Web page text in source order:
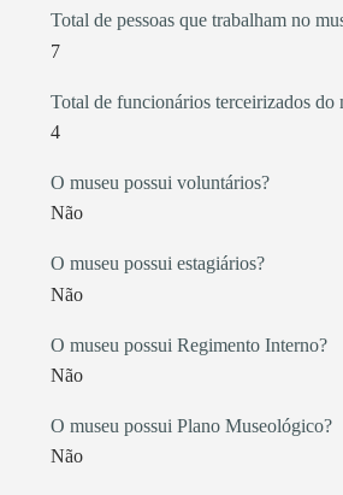
Total de pessoas que trabalham no
7
Total de funcionários terceirizados do
4
O museu possui voluntários?
Não
O museu possui estagiários?
Não
O museu possui Regimento Interno?
Não
O museu possui Plano Museológico?
Não